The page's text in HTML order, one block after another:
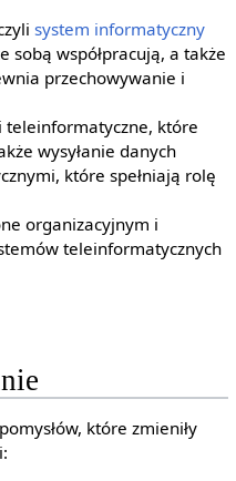
system informatyczny
sobą współpracują, a także
przechowywanie i
teleinformatyczne, które
wysyłanie danych
które spełniają rolę
organizacyjnym i
teleinformatycznych
które zmieniły